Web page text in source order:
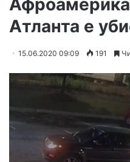
Атланта е
15.06.2020 09:09 191